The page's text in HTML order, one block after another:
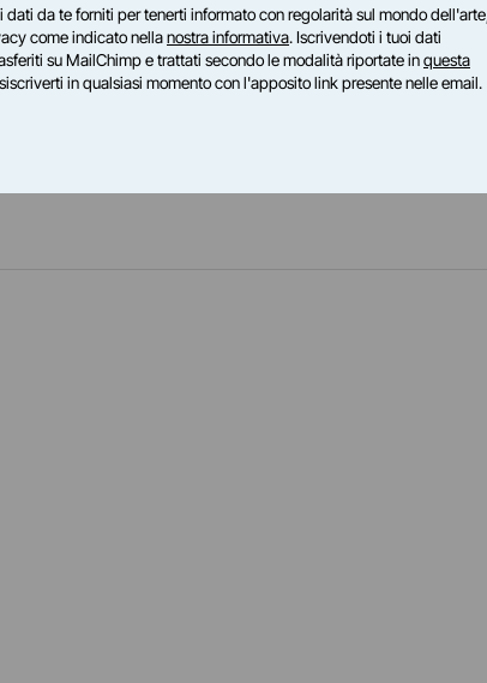
composte da linee sinuose che
tempo a qualcosa che rimanda
di una vulva o a valve di
dati da te forniti per tenerti informato con regolarità sul mondo dell'arte,
come indicato nellanostra informativa. Iscrivendoti i tuoi dati
su MailChimp e trattati secondo le modalità riportate inquesta
in qualsiasi momento con l'apposito link presente nelle email.